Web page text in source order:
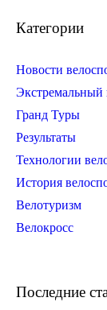
Категории
Новости
Экстремальный
Гранд Туры
Результаты
Технологии
История
Велотуризм
Велокросс
Последние